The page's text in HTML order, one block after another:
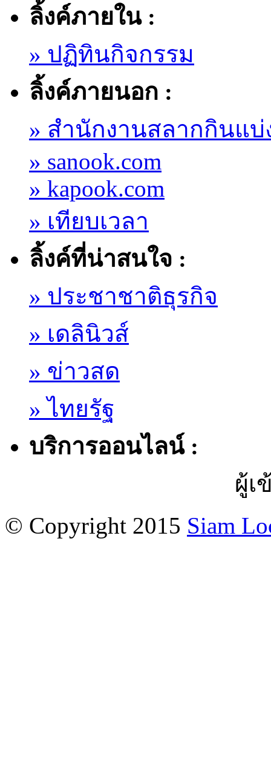
มหาสารคาม )
ลิ้งค์ภายใน :
» ปฏิทินกิจกรรม
ลิ้งค์ภายนอก :
» สำนักงานสลากกินแบ่
» sanook.com
» kapook.com
» เทียบเวลา
ลิ้งค์ที่น่าสนใจ :
» ประชาชาติธุรกิจ
» เดลินิวส์
» ข่าวสด
» ไทยรัฐ
บริการออนไลน์ :
ผู้เ
© Copyright 2015 Siam